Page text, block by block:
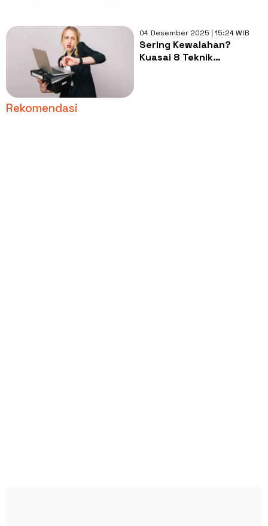
04 Desember 2025 | 15:24 WIB
Sering Kewalahan?
Kuasai 8 Teknik
Rekomendasi